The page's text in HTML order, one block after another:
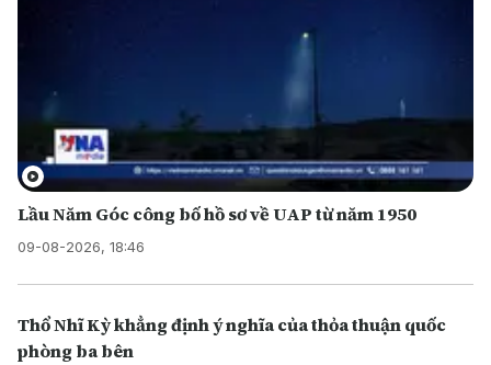
Lầu Năm Góc công bố hồ sơ về UAP từ năm 1950
09-08-2026, 18:46
Thổ Nhĩ Kỳ khẳng định ý nghĩa của thỏa thuận quốc
phòng ba bên